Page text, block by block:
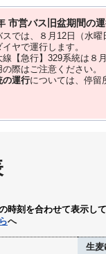
市営バス旧盆期間の
では、８⽉12⽇（水曜
ヤで運⾏します。
【急行】329系統は８月
際はご注意ください。
の運行については、停留
時刻を合わせて表示し
へ
生麦